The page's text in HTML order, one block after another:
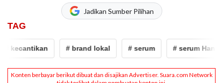
Jadikan Sumber Pilihan
TAG
kecantikan # brand lokal # serum # serum Hanasui